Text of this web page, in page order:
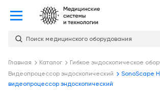
Поиск медицинского оборудования
Каталог
О
О
компании
Услуги
Консалтинг
Главная Каталог
Гибкое эндоскопическое
Видеопроцессор эндоскопический
SonoScape
видеопроцессор эндоскопический